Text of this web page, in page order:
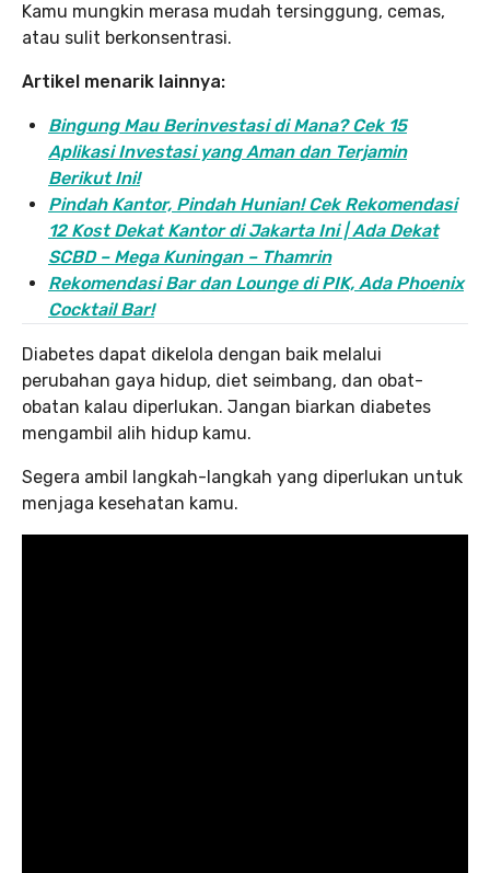
Kamu mungkin merasa mudah tersinggung, cemas,
atau sulit berkonsentrasi.
Artikel menarik lainnya:
Bingung Mau Berinvestasi di Mana? Cek 15
Aplikasi Investasi yang Aman dan Terjamin
Berikut Ini!
Pindah Kantor, Pindah Hunian! Cek Rekomendasi
12 Kost Dekat Kantor di Jakarta Ini | Ada Dekat
SCBD – Mega Kuningan – Thamrin
Rekomendasi Bar dan Lounge di PIK, Ada Phoenix
Cocktail Bar!
Diabetes dapat dikelola dengan baik melalui
perubahan gaya hidup, diet seimbang, dan obat-
obatan kalau diperlukan. Jangan biarkan diabetes
mengambil alih hidup kamu.
Segera ambil langkah-langkah yang diperlukan untuk
menjaga kesehatan kamu.